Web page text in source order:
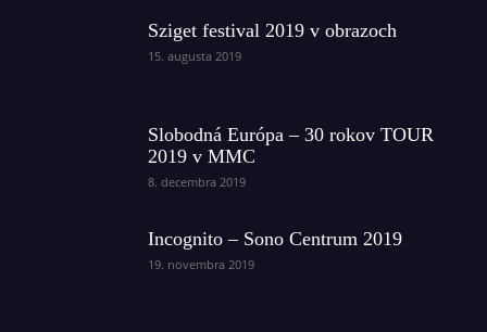
Sziget festival 2019 v obrazoch
15. augusta 2019
Slobodná Európa – 30 rokov TOUR
2019 v MMC
8. decembra 2019
Incognito – Sono Centrum 2019
19. novembra 2019